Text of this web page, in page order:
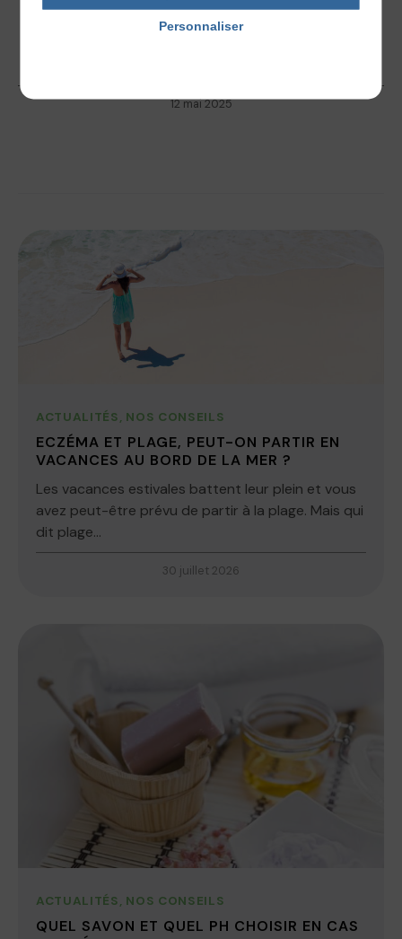
12 mai 2025
ACTUALITÉS, NOS CONSEILS
ECZÉMA ET PLAGE, PEUT-ON PARTIR EN
VACANCES AU BORD DE LA MER ?
Les vacances estivales battent leur plein et vous
avez peut-être prévu de partir à la plage. Mais qui
dit plage...
30 juillet 2026
ACTUALITÉS, NOS CONSEILS
QUEL SAVON ET QUEL PH CHOISIR EN CAS
Personnaliser